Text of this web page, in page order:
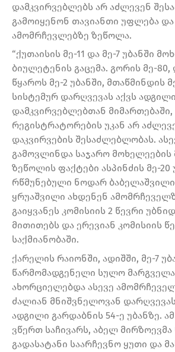
დამკვირვებლებს არ აძლევენ
გამოიყენონ თავიანთი უფლება
ამომრჩევლებზე ზეწოლა.
“ქუთაისის მე-11 და მე-7 უბანში
ბიულეტენის გაცემა. გორის მე-
წყაროს მე-2 უბანში, მთაწმინდის
სისტემურ დარღვევას აქვს
დამკვირვებლებთან
რეგისტრატორების უკან არ
დაკვირვების შესაძლებლობას.
გამოვლინდა საჯარო მოხელეების
ზეწოლის ფაქტები ასპინძის მე-20
რწმუნებული ნოდარ
ყრუაშვილი ახდენენ
გაიყვანეს კომისიის 2 წევრი
მითითებს და ერევიან კომისიის
საქმიანობაში.
ქარელის რაიონში, ადიშში, მე-7
წარმომადგენელი სულო
ახორციელებდა ასევე
ძალიან მნიშვნელოვან
ადგილი გარდაბნის 54-ე უბანზე.
ვწერთ საჩივარს, აბელ
გადასატანი საარჩევნო ყუთი და